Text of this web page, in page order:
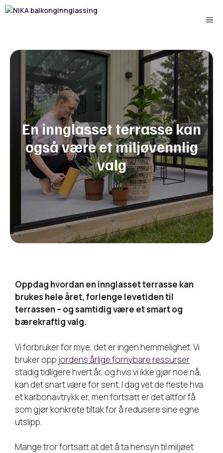
Hopp
En innglasset terrasse kan
også være et miljøvennlig
valg
Oppdag hvordan en innglasset terrasse kan
brukes hele året, forlenge levetiden til
terrassen – og samtidig være et smart og
bærekraftig valg.
Vi forbruker for mye, det er ingen hemmelighet. Vi
bruker opp jordens årlige fornybare ressurser
stadig tidligere hvert år, og hvis vi ikke gjør noe nå,
kan det snart være for sent. I dag vet de fleste hva
et karbonavtrykk er, men fortsatt er det altfor få
som gjør konkrete tiltak for å redusere sine egne
utslipp.
Mange tror fortsatt at det å ta hensyn til miljøet